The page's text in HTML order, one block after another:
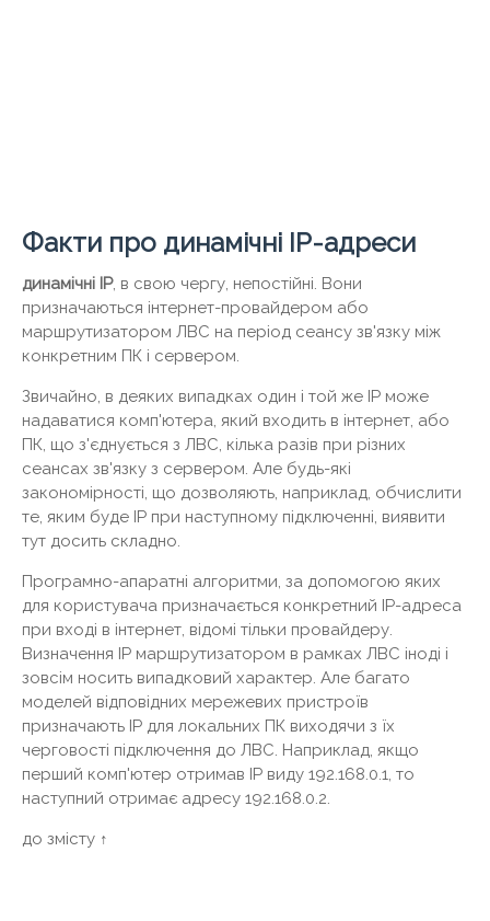
Факти про динамічні IP-адреси
динамічні IP, в свою чергу, непостійні. Вони
призначаються інтернет-провайдером або
маршрутизатором ЛВС на період сеансу зв'язку між
конкретним ПК і сервером.
Звичайно, в деяких випадках один і той же IP може
надаватися комп'ютера, який входить в інтернет, або
ПК, що з'єднується з ЛВС, кілька разів при різних
сеансах зв'язку з сервером. Але будь-які
закономірності, що дозволяють, наприклад, обчислити
те, яким буде IP при наступному підключенні, виявити
тут досить складно.
Програмно-апаратні алгоритми, за допомогою яких
для користувача призначається конкретний IP-адреса
при вході в інтернет, відомі тільки провайдеру.
Визначення IP маршрутизатором в рамках ЛВС іноді і
зовсім носить випадковий характер. Але багато
моделей відповідних мережевих пристроїв
призначають IP для локальних ПК виходячи з їх
черговості підключення до ЛВС. Наприклад, якщо
перший комп'ютер отримав IP виду 192.168.0.1, то
наступний отримає адресу 192.168.0.2.
до змісту ↑